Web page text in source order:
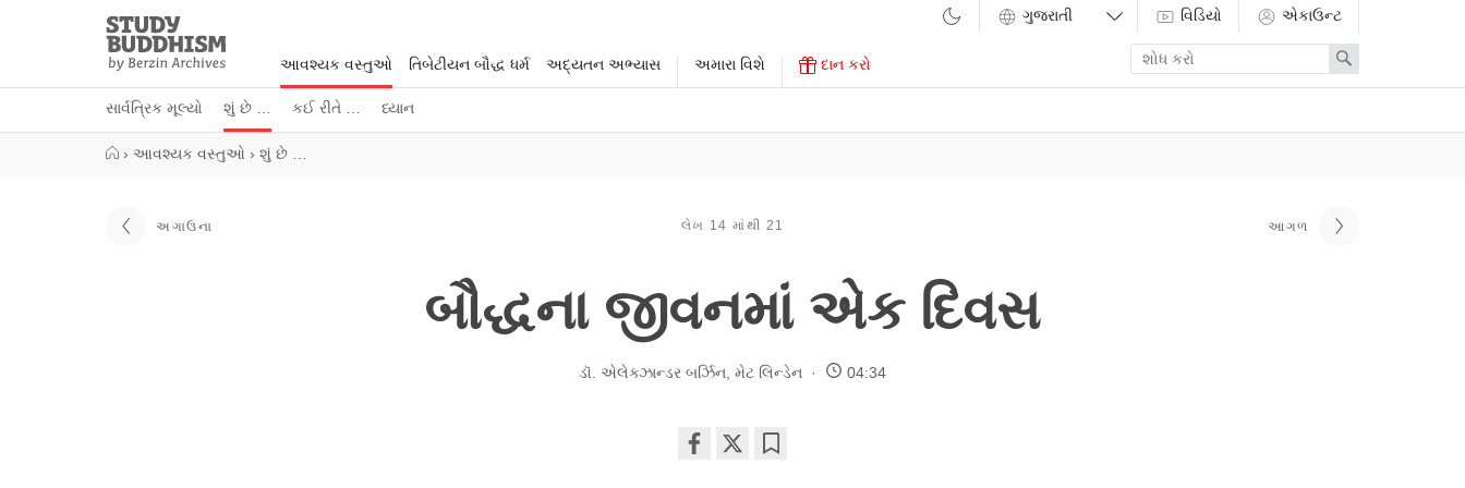
Study
Buddhism
Home
આવશ્યક વસ્તુઓ
સાર્વત્રિક મૂલ્યો શું છે … કઈ રીતે … ધ્યાન
તિબેટીયન બૌદ્ધ ધર્મ અદ્યતન અભ્યાસ અમારા વિશે દાન કરો
વિડિયો એકાઉન્ટ
Enter
search
term
Search
› આવશ્યક વસ્તુઓ › શું છે …
અગાઉના લેખ 14 માંથી 21 આગળ
બૌદ્ધના જીવનમાં એક દિવસ
ડૉ. એલેક્ઝાન્ડર બર્ઝિન મેટ લિન્ડેન 04:34